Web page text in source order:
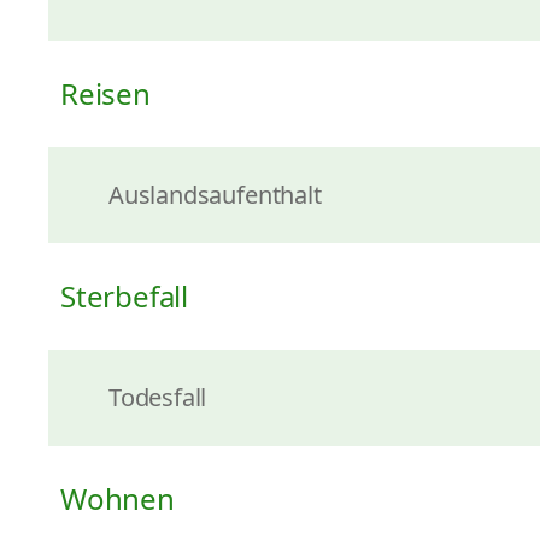
Reisen
Auslandsaufenthalt
Sterbefall
Todesfall
Wohnen